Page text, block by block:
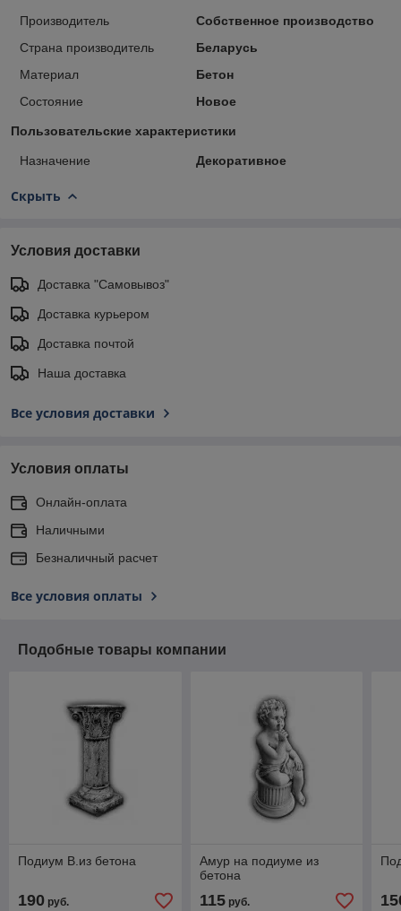
Производитель
Собственное производство
Страна производитель
Беларусь
Материал
Бетон
Состояние
Новое
Пользовательские характеристики
Назначение Декоративное
Скрыть
Условия доставки
Доставка "Самовывоз"
Доставка курьером
Доставка почтой
Наша доставка
Все условия доставки
Условия оплаты
Онлайн-оплата
Наличными
Безналичный расчет
Все условия оплаты
Подобные товары компании
Подиум В.из бетона
190 руб.
Амур на подиуме из
бетона
115руб.